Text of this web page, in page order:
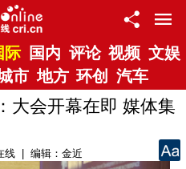
际 国内 评论 视频 文娱
市 地方 环创 汽车
大会开幕在即 媒体集
线 | 编辑：金近